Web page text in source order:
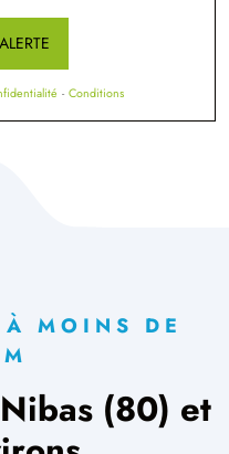
- Conditions
MOINS DE
(80) et